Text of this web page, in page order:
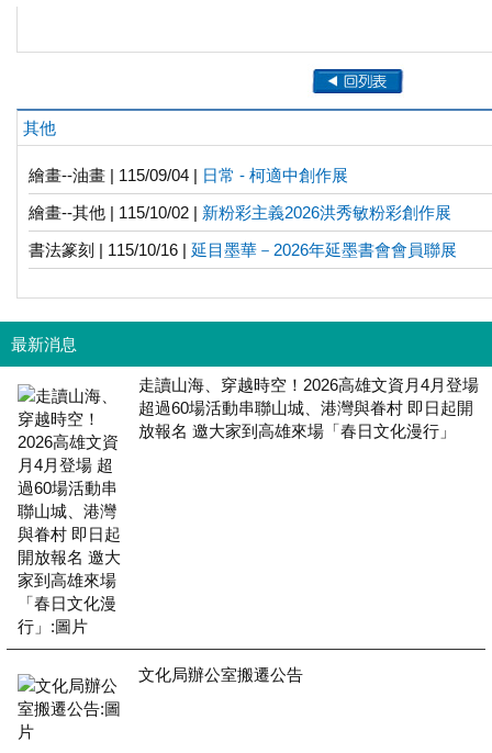
其他
繪畫--油畫 | 115/09/04 | 日常 - 柯適中創作展
繪畫--其他 | 115/10/02 | 新粉彩主義2026洪秀敏粉彩創作展
書法篆刻 | 115/10/16 | 延目墨華－2026年延墨書會會員聯展
最新消息
走讀山海、穿越時空！2026高雄文資月4月登場
超過60場活動串聯山城、港灣與眷村 即日起開
放報名 邀大家到高雄來場「春日文化漫行」
文化局辦公室搬遷公告